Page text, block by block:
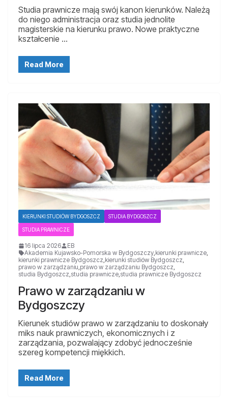
Studia prawnicze mają swój kanon kierunków. Należą
do niego administracja oraz studia jednolite
magisterskie na kierunku prawo. Nowe praktyczne
kształcenie …
Read More
KIERUNKI STUDIÓW BYDGOSZCZ STUDIA BYDGOSZCZ
STUDIA PRAWNICZE
16 lipca 2026
EB
Akademia Kujawsko-Pomorska w Bydgoszczy,kierunki prawnicze,
kierunki prawnicze Bydgoszcz,kierunki studiów Bydgoszcz,
prawo w zarządzaniu,prawo w zarządzaniu Bydgoszcz,
studia Bydgoszcz,studia prawnicze,studia prawnicze Bydgoszcz
Prawo w zarządzaniu w
Bydgoszczy
Kierunek studiów prawo w zarządzaniu to doskonały
miks nauk prawniczych, ekonomicznych i z
zarządzania, pozwalający zdobyć jednocześnie
szereg kompetencji miękkich.
Read More